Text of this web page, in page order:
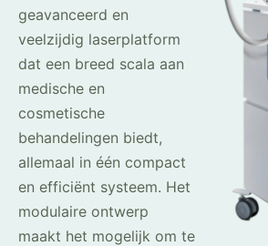
geavanceerd en
veelzijdig laserplatform
dat een breed scala aan
medische en
cosmetische
behandelingen biedt,
allemaal in één compact
en efficiënt systeem. Het
modulaire ontwerp
maakt het mogelijk om te